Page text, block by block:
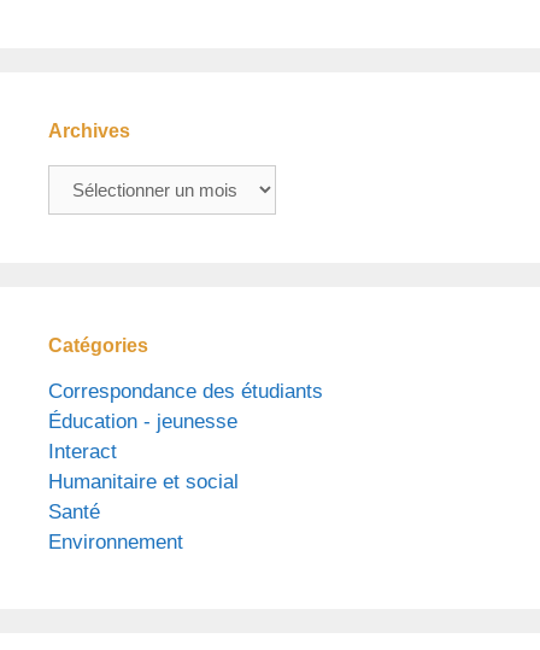
Archives
Archives
Catégories
Correspondance des étudiants
Éducation - jeunesse
Interact
Humanitaire et social
Santé
Environnement